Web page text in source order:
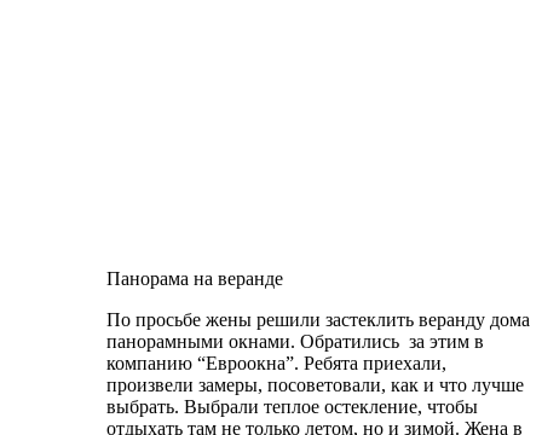
Панорама на веранде
По просьбе жены решили застеклить веранду дома
панорамными окнами. Обратились за этим в
компанию “Евроокна”. Ребята приехали,
произвели замеры, посоветовали, как и что лучше
выбрать. Выбрали теплое остекление, чтобы
отдыхать там не только летом, но и зимой. Жена в